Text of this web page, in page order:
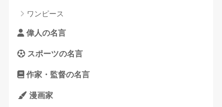
ワンピース
偉人の名言
スポーツの名言
作家・監督の名言
漫画家